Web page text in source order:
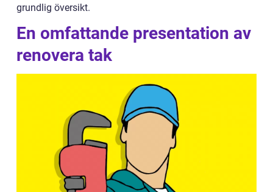
grundlig översikt.
En omfattande presentation av
renovera tak